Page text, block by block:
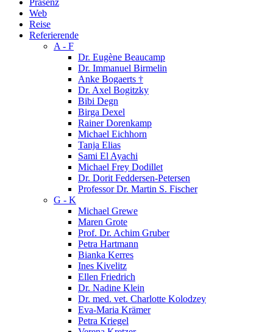
Präsenz
Web
Reise
Referierende
A - F
Dr. Eugène Beaucamp
Dr. Immanuel Birmelin
Anke Bogaerts †
Dr. Axel Bogitzky
Bibi Degn
Birga Dexel
Rainer Dorenkamp
Michael Eichhorn
Tanja Elias
Sami El Ayachi
Michael Frey Dodillet
Dr. Dorit Feddersen-Petersen
Professor Dr. Martin S. Fischer
G - K
Michael Grewe
Maren Grote
Prof. Dr. Achim Gruber
Petra Hartmann
Bianka Kerres
Ines Kivelitz
Ellen Friedrich
Dr. Nadine Klein
Dr. med. vet. Charlotte Kolodzey
Eva-Maria Krämer
Petra Kriegel